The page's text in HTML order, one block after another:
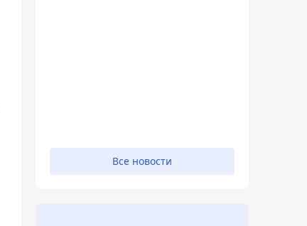
Все новости